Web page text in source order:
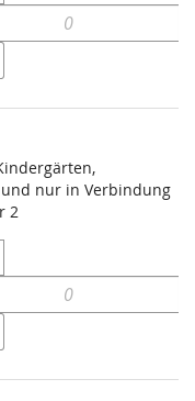
nur in Verbindung
2